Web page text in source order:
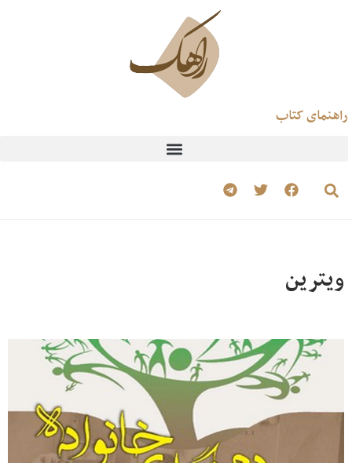
راهنمای کتاب
ویترین